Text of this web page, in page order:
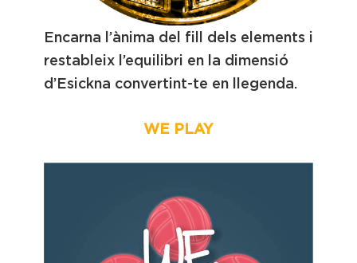
Encarna l’ànima del fill dels elements i
restableix l’equilibri en la dimensió
d’Esickna convertint-te en llegenda.
WE PLAY